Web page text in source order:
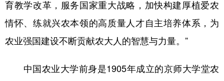
多语种频道
Русский язык 日本語 한국어
育教学改革，服务国家重大战略，加快构建厚植爱农
情怀、练就兴农本领的高质量人才自主培养体系，为
农业强国建设不断贡献农大人的智慧与力量。”
中国农业大学前身是1905年成立的京师大学堂农